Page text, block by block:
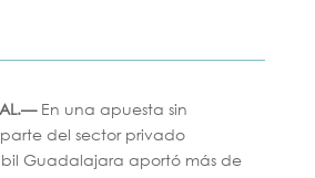
En una apuesta sin
del sector privado
Guadalajara aportó más de